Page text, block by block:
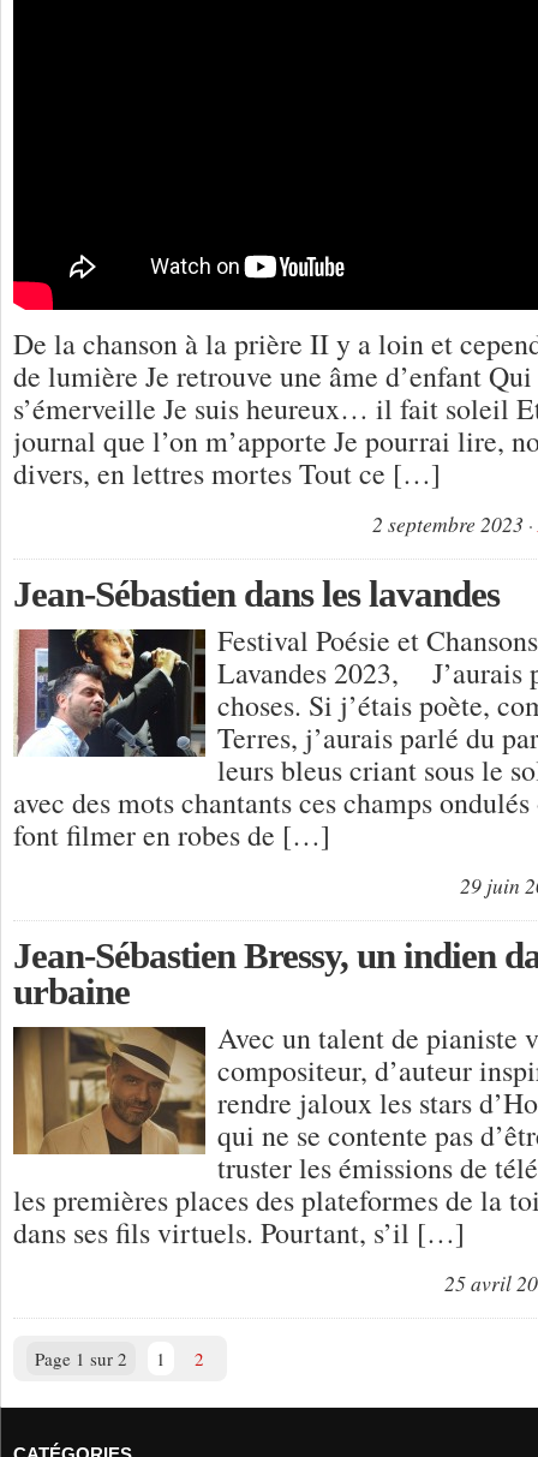
De la chanson à la prière II y a loin et
de lumière Je retrouve une âme d’enfant
s’émerveille Je suis heureux… il fait soleil
journal que l’on m’apporte Je pourrai lire,
divers, en lettres mortes Tout ce […]
2 septembre 2023
Jean-Sébastien dans les lavandes
Festival Poésie et
Lavandes 2023, J’aurais
choses. Si j’étais poète,
Terres, j’aurais parlé du
leurs bleus criant sous le
avec des mots chantants ces champs
font filmer en robes de […]
29 juin
Jean-Sébastien Bressy, un indien
urbaine
Avec un talent de pianiste
compositeur, d’auteur
rendre jaloux les stars
qui ne se contente pas
truster les émissions de
les premières places des plateformes de la
dans ses fils virtuels. Pourtant, s’il […]
25 avril
Page 1 sur 2 1 2